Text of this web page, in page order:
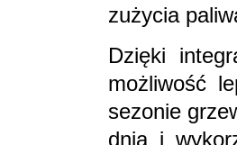
zużycia
Dzięki
możliwość
sezonie
dnia i